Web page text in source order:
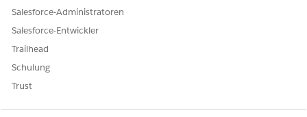
Salesforce-Administratoren
Salesforce-Entwickler
Trailhead
Schulung
Trust